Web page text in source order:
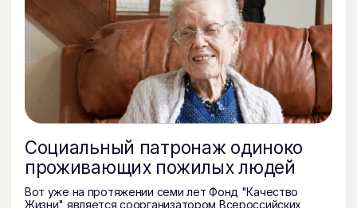
Место притяжения
Подробнее